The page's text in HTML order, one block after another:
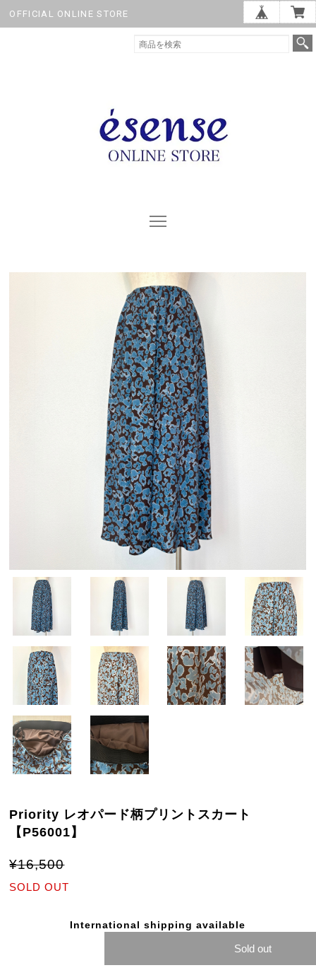
OFFICIAL ONLINE STORE
Priority レオパード柄プリントスカート
【P56001】
¥16,500
SOLD OUT
International shipping available
Sold out